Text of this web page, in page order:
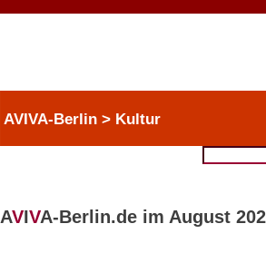
AVIVA-Berlin > Kultur
AVIVA-Berlin.de im August